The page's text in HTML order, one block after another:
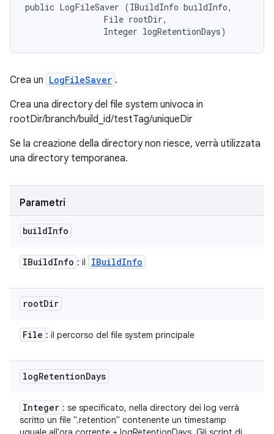
public LogFileSaver (IBuildInfo buildInfo,
                File rootDir,
                Integer logRetentionDays)
Crea un LogFileSaver .
Crea una directory del file system univoca in
rootDir/branch/build_id/testTag/uniqueDir
Se la creazione della directory non riesce, verrà utilizzata
una directory temporanea.
Parametri
buildInfo
IBuildInfo : il IBuildInfo
rootDir
File : il percorso del file system principale
logRetentionDays
Integer : se specificato, nella directory dei log verrà
scritto un file ".retention" contenente un timestamp